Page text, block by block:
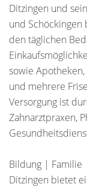
Ditzingen und
und
den täglichen
sowie
und mehrere
Versorgung ist
Zahnarztpraxen,
Bildung | Familie
Ditzingen bietet